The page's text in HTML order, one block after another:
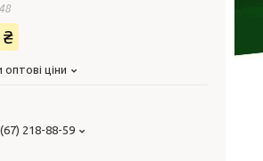
ціни
218-88-59